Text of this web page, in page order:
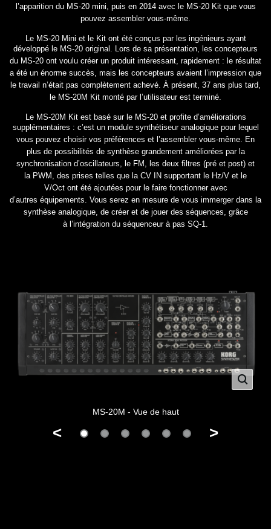
l’apparition du MS-20 mini, puis en 2014 avec le MS-20 Kit que vous
pouvez assembler vous-même.
Le MS-20 Mini et le Kit ont été conçus par les ingénieurs ayant
développé le MS-20 original. Lors de sa présentation, les concepteurs
du MS-20 ont voulu créer un produit intéressant, rapidement : le résultat
a été un énorme succès, mais les concepteurs avaient l’impression que
le travail n’était pas complètement achevé. À présent, 37 ans plus tard,
le MS-20M Kit monté par l’utilisateur est terminé.
Le MS-20M Kit est basé sur le MS-20 et profite d’améliorations
supplémentaires : c’est un module synthétiseur analogique pour lequel
vous pouvez choisir vos préférences et l’assembler vous-même. En
plus de possibilités de synthèse grandement améliorées par la
synchronisation d’oscillateurs, le FM, les deux filtres (pré et post) et
la PWM, des prises telles que la CV IN supportant le Hz/V et le
V/Oct ont été ajoutées pour le faire fonctionner avec
d’autres équipements. Vous serez en mesure de vous immerger dans la
synthèse analogique, de créer et de jouer des séquences, grâce
à l’intégration du séquenceur à pas SQ-1.
MS-20M - Vue de haut
< >